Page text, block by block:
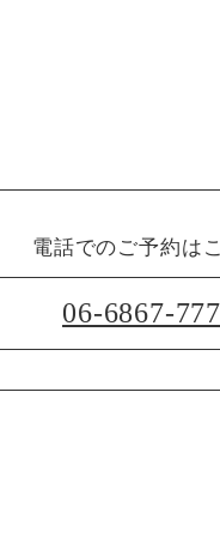
電話でのご予約は
06-6867-